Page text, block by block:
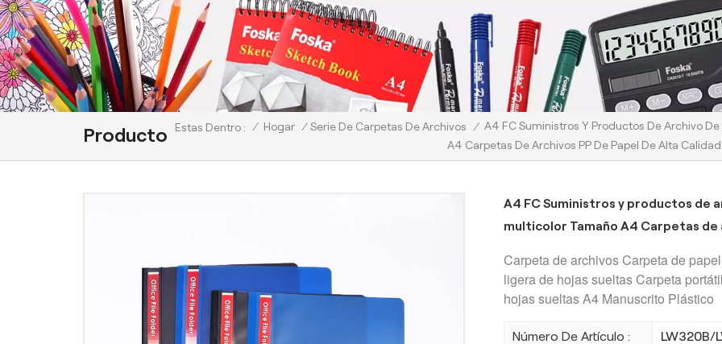
Producto Estas Dentro : / Hogar / Serie De Carpetas De Archivos / A4 FC Suministros Y Productos De Archivo
A4 Carpetas De Archivos PP De Papel De Alta Calidad
A4 FC Suministros y productos de
multicolor Tamaño A4 Carpetas de
Carpeta de archivos Carpeta de
ligera de hojas sueltas Carpeta
hojas sueltas A4 Manuscrito Plástico
Número De Artículo : LW320B/